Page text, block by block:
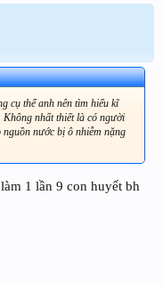
cụ thể anh nên tìm hiểu kĩ
nhất thiết là có người
nguồn nước bị ô nhiễm nặng
1 lần 9 con huyết bh